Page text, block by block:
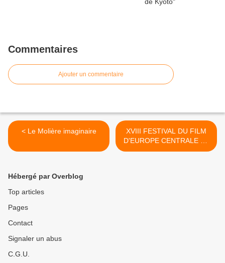
Commentaires
Ajouter un commentaire
< Le Molière imaginaire
XVIII FESTIVAL DU FILM
D'EUROPE CENTRALE ET
ORIENTALE >
Hébergé par Overblog
Top articles
Pages
Contact
Signaler un abus
C.G.U.